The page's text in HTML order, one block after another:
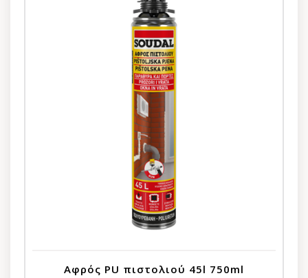
Αφρός PU πιστολιού 45l 750ml